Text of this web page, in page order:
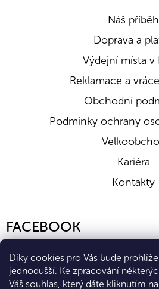
Díky cookies pro Vás bude
jednodušší. Ke zpracování
Váš souhlas, který dáte kliknutím
Náš příběh
Doprava a
Výdejní místa v
Reklamace a
Obchodní
Podmínky ochrany
Kariéra
Kontakty
FACEBOOK